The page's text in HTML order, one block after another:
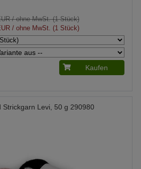
/ ohne MwSt. (1 Stück)
/ ohne MwSt. (1 Stück)
Kaufen
Strickgarn Levi, 50 g 290980